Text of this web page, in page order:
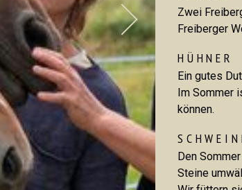
Zwei
Freiberger
HÜHNER
Ein gutes
Im Sommer
können.
Den
Steine